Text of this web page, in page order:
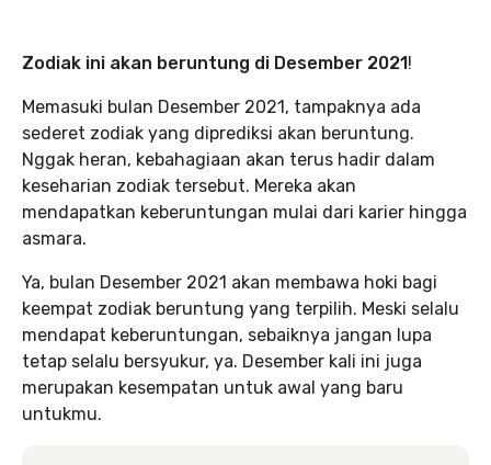
Zodiak ini akan beruntung di Desember 2021!
Memasuki bulan Desember 2021, tampaknya ada
sederet zodiak yang diprediksi akan beruntung.
Nggak heran, kebahagiaan akan terus hadir dalam
keseharian zodiak tersebut. Mereka akan
mendapatkan keberuntungan mulai dari karier hingga
asmara.
Ya, bulan Desember 2021 akan membawa hoki bagi
keempat zodiak beruntung yang terpilih. Meski selalu
mendapat keberuntungan, sebaiknya jangan lupa
tetap selalu bersyukur, ya. Desember kali ini juga
merupakan kesempatan untuk awal yang baru
untukmu.